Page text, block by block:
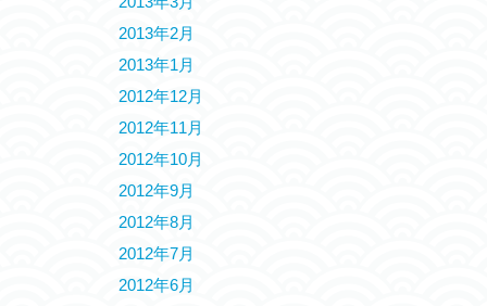
2013年2月
2013年1月
2012年12月
2012年11月
2012年10月
2012年9月
2012年8月
2012年7月
2012年6月